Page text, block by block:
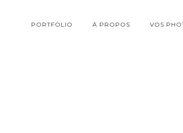
PORTFOLIO À PROPOS VOS